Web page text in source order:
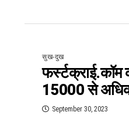
सुख-दुख
15000 से अधिक
September 30, 2023